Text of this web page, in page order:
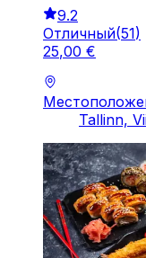
9.2
Отличный(51)
25,00 €
Tallinn,